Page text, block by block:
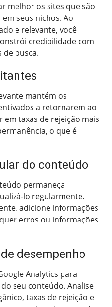
melhor os sites que são
seus nichos. Ao
e relevante, você
credibilidade com
de busca.
mantém os
a retornarem ao
em taxas de rejeição mais
o que é
do conteúdo
permaneça
lo regularmente.
adicione informações
erros ou informações
desempenho
Analytics para
seu conteúdo. Analise
taxas de rejeição e